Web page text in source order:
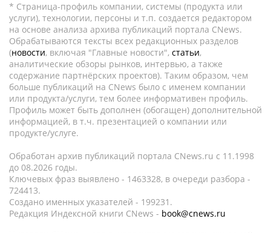
* Страница-профиль компании, системы (продукта или
услуги), технологии, персоны и т.п. создается редактором
на основе анализа архива публикаций портала CNews.
Обрабатываются тексты всех редакционных разделов
(новости, включая "Главные новости", статьи,
аналитические обзоры рынков, интервью, а также
содержание партнёрских проектов). Таким образом, чем
больше публикаций на CNews было с именем компании
или продукта/услуги, тем более информативен профиль.
Профиль может быть дополнен (обогащен) дополнительной
информацией, в т.ч. презентацией о компании или
продукте/услуге.
Обработан архив публикаций портала CNews.ru c 11.1998
до 08.2026 годы.
Ключевых фраз выявлено - 1463328, в очереди разбора -
724413.
Создано именных указателей - 199231.
Редакция Индексной книги CNews - book@cnews.ru